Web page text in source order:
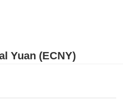
Yuan (ECNY)